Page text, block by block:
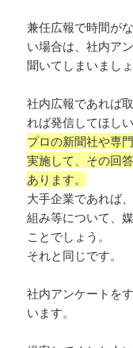
兼任広報で時間が
い場合は、社内ア
聞いてしまいましょ
社内広報であれば
れば発信してほし
プロの新聞社や専
実施して、その回
あります。
大手企業であれば
組み等について、
ことでしょう。
それと同じです。
社内アンケートを
います。